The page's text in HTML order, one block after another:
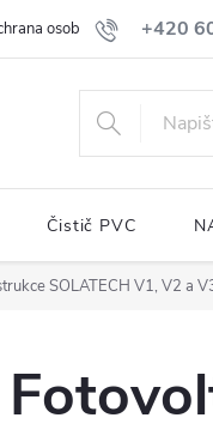
+420
osobních údajů
Čistič PVC
SOLATECH V1, V2 a